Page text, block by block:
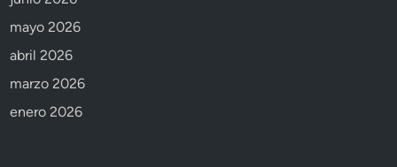
mayo 2026
abril 2026
marzo 2026
enero 2026